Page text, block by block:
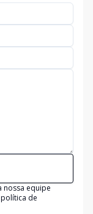
nossa equipe
política de